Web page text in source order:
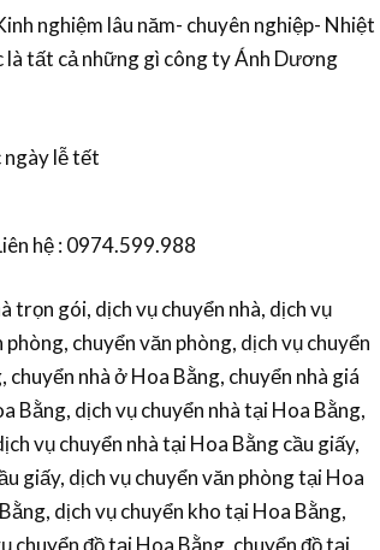
nghiệm lâu năm- chuyên nghiệp- Nhiệt
tất cả những gì công ty Ánh Dương
ngày lễ tết
hệ : 0974.599.988
trọn gói, dịch vụ chuyển nhà, dịch vụ
chuyển văn phòng, dịch vụ chuyển
nhà ở Hoa Bằng, chuyển nhà giá
Bằng, dịch vụ chuyển nhà tại Hoa Bằng,
vụ chuyển nhà tại Hoa Bằng cầu giấy,
giấy, dịch vụ chuyển văn phòng tại Hoa
dịch vụ chuyển kho tại Hoa Bằng,
chuyển đồ tại Hoa Bằng, chuyển đồ tại